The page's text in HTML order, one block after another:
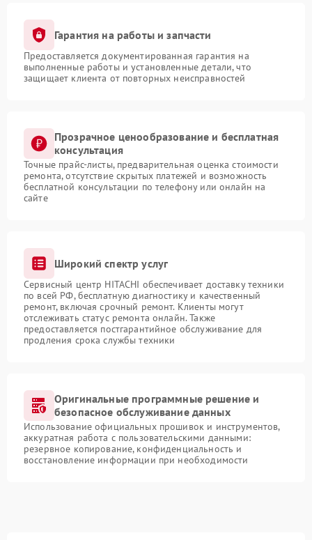
Гарантия на работы и запчасти
Предоставляется документированная гарантия на
выполненные работы и установленные детали, что
защищает клиента от повторных неисправностей
Прозрачное ценообразование и бесплатная
консультация
Точные прайс-листы, предварительная оценка стоимости
ремонта, отсутствие скрытых платежей и возможность
бесплатной консультации по телефону или онлайн на
сайте
Широкий спектр услуг
Сервисный центр HITACHI обеспечивает доставку техники
по всей РФ, бесплатную диагностику и качественный
ремонт, включая срочный ремонт. Клиенты могут
отслеживать статус ремонта онлайн. Также
предоставляется постгарантийное обслуживание для
продления срока службы техники
Оригинальные программные решение и
безопасное обслуживание данных
Использование официальных прошивок и инструментов,
аккуратная работа с пользовательскими данными:
резервное копирование, конфиденциальность и
восстановление информации при необходимости